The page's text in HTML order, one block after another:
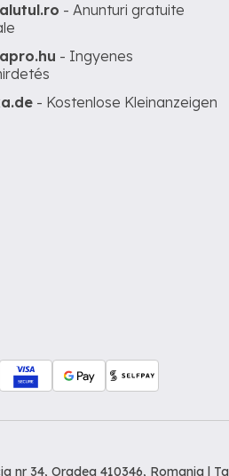
- Anunturi gratuite
- Ingyenes
- Kostenlose Kleinanzeigen
nr 34, Oradea 410346, Romania |